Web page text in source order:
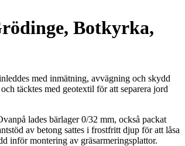
Botkyrka,
med inmätning, avvägning och skydd
täcktes med geotextil för att separera jord
lades bärlager 0/32 mm, också packat
av betong sattes i frostfritt djup för att låsa
inför montering av gräsarmeringsplattor.